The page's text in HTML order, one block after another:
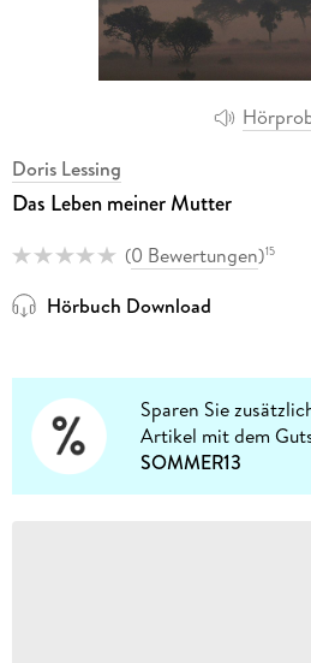
Doris Lessing
Das Leben meiner Mutter
(0 Bewertungen)15
Hörbuch Download
Sparen Sie
Artikel mit dem
SOMMER13